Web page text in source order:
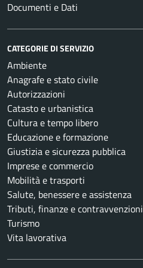
Documenti e Dati
CATEGORIE DI SERVIZIO
Ambiente
Anagrafe e stato civile
Autorizzazioni
Catasto e urbanistica
Cultura e tempo libero
Educazione e formazione
Giustizia e sicurezza pubblica
Imprese e commercio
Mobilità e trasporti
Salute, benessere e assistenza
Tributi, finanze e contravvenzioni
Turismo
Vita lavorativa